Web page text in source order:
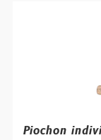
Piochon